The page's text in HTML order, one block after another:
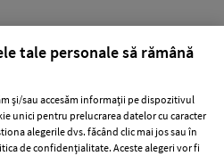
tale personale să rămână
și/sau accesăm informații pe dispozitivul
unici pentru prelucrarea datelor cu caracter
alegerile dvs. făcând clic mai jos sau în
de confidențialitate. Aceste alegeri vor fi